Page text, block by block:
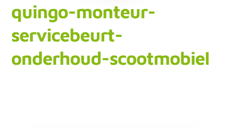
quingo-monteur-
servicebeurt-
onderhoud-scootmobiel